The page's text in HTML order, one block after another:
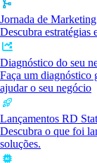
Jornada de
Descubra estratégias
Diagnóstico do seu
Faça um diagnóstico
ajudar o seu negócio
Lançamentos RD
Descubra o que foi
soluções.